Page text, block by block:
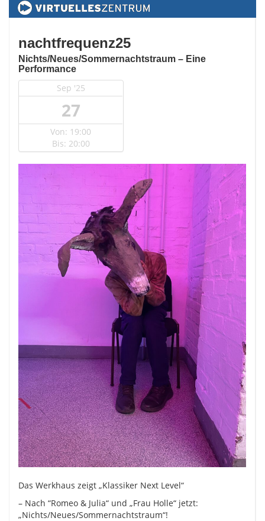
nachtfrequenz25
Nichts/Neues/Sommernachtstraum – Eine
Performance
Sep '25
27
Von: 19:00
Bis: 20:00
Das Werkhaus zeigt „Klassiker Next Level“
– Nach “Romeo & Julia“ und „Frau Holle“ jetzt:
„Nichts/Neues/Sommernachtstraum“!